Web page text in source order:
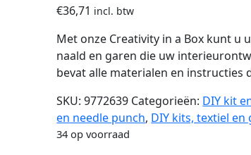
€36,71 incl. btw
Met onze Creativity in a Box kunt u
naald en garen die uw
bevat alle materialen en instructies
SKU:9772639 Categorieën: DIY kit
en needle punch, DIY kits, textiel en
34 op voorraad